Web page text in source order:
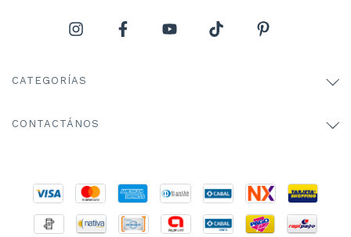
CATEGORÍAS
CONTACTÁNOS